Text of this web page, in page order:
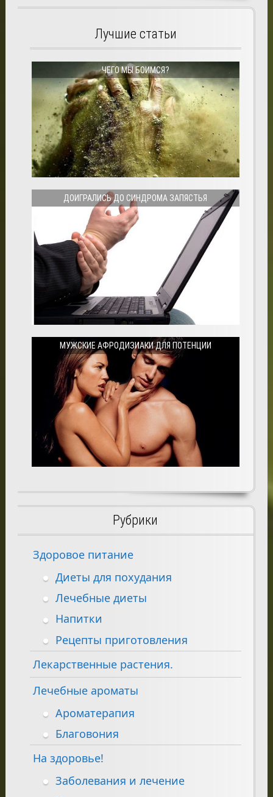
Лучшие статьи
ЧЕГО МЫ БОИМСЯ?
ДОИГРАЛИСЬ ДО СИНДРОМА ЗАПЯСТЬЯ
МУЖСКИЕ АФРОДИЗИАКИ ДЛЯ ПОТЕНЦИИ
Рубрики
Здоровое питание
Диеты для похудания
Лечебные диеты
Напитки
Рецепты приготовления
Лекарственные растения.
Лечебные ароматы
Ароматерапия
Благовония
На здоровье!
Заболевания и лечение